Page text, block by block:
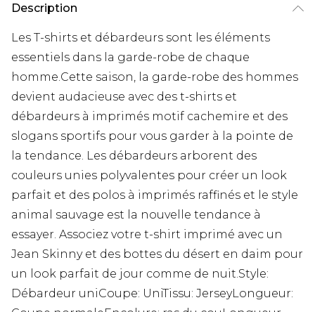
Description
Les T-shirts et débardeurs sont les éléments
essentiels dans la garde-robe de chaque
homme.Cette saison, la garde-robe des hommes
devient audacieuse avec des t-shirts et
débardeurs à imprimés motif cachemire et des
slogans sportifs pour vous garder à la pointe de
la tendance. Les débardeurs arborent des
couleurs unies polyvalentes pour créer un look
parfait et des polos à imprimés raffinés et le style
animal sauvage est la nouvelle tendance à
essayer. Associez votre t-shirt imprimé avec un
Jean Skinny et des bottes du désert en daim pour
un look parfait de jour comme de nuit.Style:
Débardeur uniCoupe: UniTissu: JerseyLongueur: